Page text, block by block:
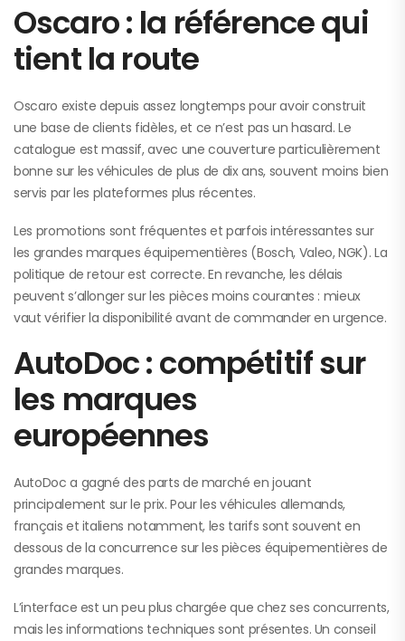
Oscaro : la référence qui
tient la route
Oscaro existe depuis assez longtemps pour avoir construit
une base de clients fidèles, et ce n’est pas un hasard. Le
catalogue est massif, avec une couverture particulièrement
bonne sur les véhicules de plus de dix ans, souvent moins bien
servis par les plateformes plus récentes.
Les promotions sont fréquentes et parfois intéressantes sur
les grandes marques équipementières (Bosch, Valeo, NGK). La
politique de retour est correcte. En revanche, les délais
peuvent s’allonger sur les pièces moins courantes : mieux
vaut vérifier la disponibilité avant de commander en urgence.
AutoDoc : compétitif sur
les marques
européennes
AutoDoc a gagné des parts de marché en jouant
principalement sur le prix. Pour les véhicules allemands,
français et italiens notamment, les tarifs sont souvent en
dessous de la concurrence sur les pièces équipementières de
grandes marques.
L’interface est un peu plus chargée que chez ses concurrents,
mais les informations techniques sont présentes. Un conseil